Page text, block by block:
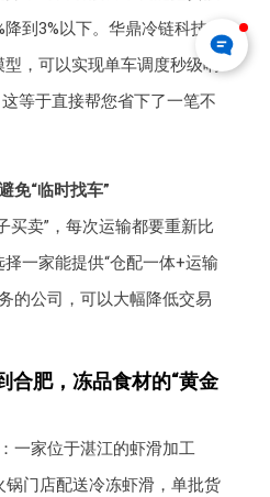
到3%以下。华鼎冷链科技
，可以实现单车调度秒级响
等于直接帮您省下了一笔不
免“临时找车”
买卖”，每次运输都要重新比
一家能提供“仓配一体+运输
的公司，可以大幅降低交易
合肥，冻品食材的“黄金
一家位于湛江的虾滑加工
锅门店配送冷冻虾滑，单批货